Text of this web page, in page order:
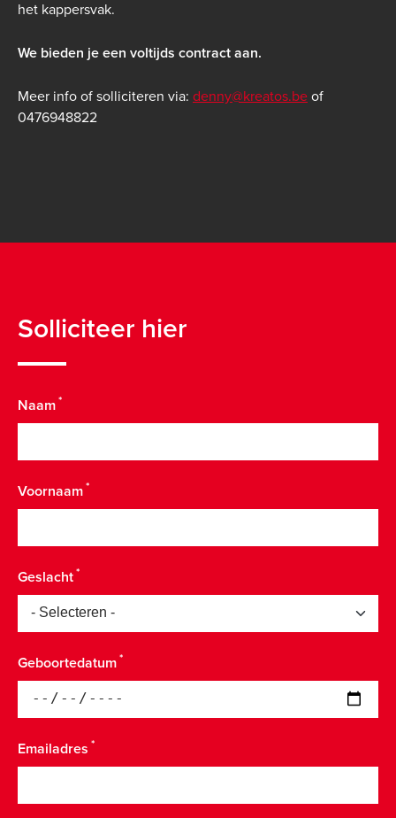
het kappersvak.
We bieden je een voltijds contract aan.
Meer info of solliciteren via: denny@kreatos.beof
0476948822
Solliciteer hier
Naam
Voornaam
Geslacht
Geboortedatum
Emailadres